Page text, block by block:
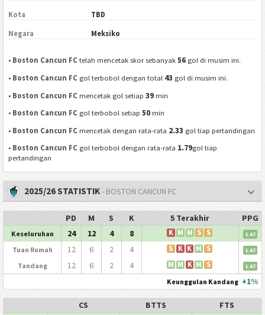
Kota TBD
Negara Meksiko
• Boston Cancun FC telah mencetak skor sebanyak56 gol di musim ini.
• Boston Cancun FC gol terbobol dengan total 43 gol di musim ini.
• Boston Cancun FC mencetak gol setiap39 min
• Boston Cancun FC gol terbobol setiap50 min
• Boston Cancun FC mencetak dengan rata-rata 2.33 gol tiap pertandingan
• Boston Cancun FC gol terbobol dengan rata-rata 1.79gol tiap
pertandingan
2025/26 STATISTIK- BOSTON CANCUN FC
PD M S K 5 Terakhir PPG
Keseluruhan 24 12 4 8 K M M S S 1.67
Tuan Rumah 12 6 2 4 S K K M S 1.67
Tandang 12 6 2 4 M M K M S 1.67
Keunggulan Kandang +1%
CS BTTS FTS